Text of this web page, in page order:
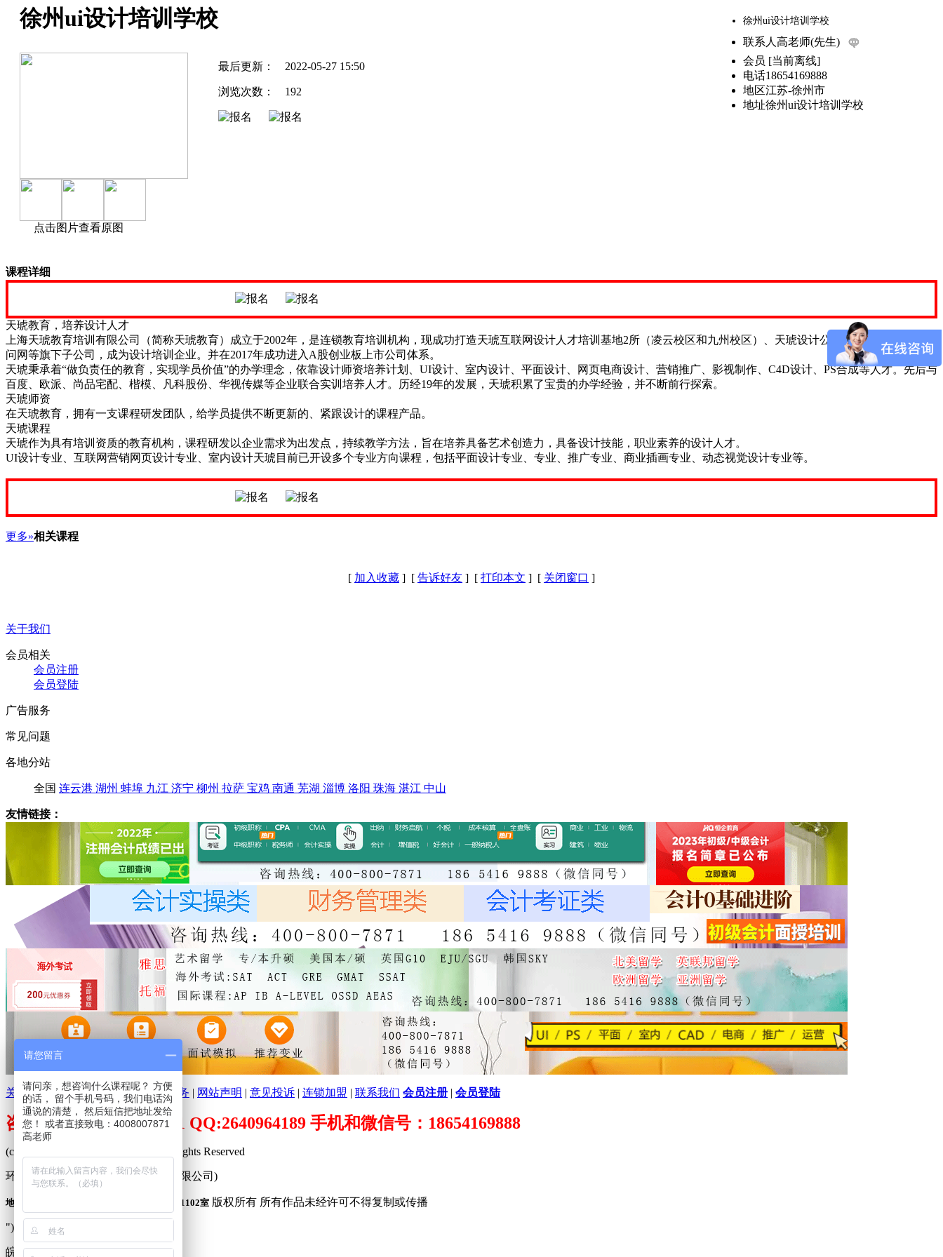
徐州ui设计培训学校
点击图片查看原图
最后更新： 2022-05-27 15:50
浏览次数： 192
徐州ui设计培训学校
联系人 高老师(先生)
会员 [当前离线]
电话18654169888
地区江苏-徐州市
地址徐州ui设计培训学校
课程详细
天琥教育，培养设计人才
上海天琥教育培训有限公司（简称天琥教育）成立于2002年，是连锁教育培训机构，现成功打造天琥互联网设计人才培训基地2所（凌云校区和九州校区）、天琥设计公司、天琥云课堂和页
问网等旗下子公司，成为设计培训企业。并在2017年成功进入A股创业板上市公司体系。
天琥秉承着“做负责任的教育，实现学员价值”的办学理念，依靠设计师资培养计划、UI设计、室内设计、平面设计、网页电商设计、营销推广、影视制作、C4D设计、PS合成等人才。先后与
百度、欧派、尚品宅配、楷模、凡科股份、华视传媒等企业联合实训培养人才。历经19年的发展，天琥积累了宝贵的办学经验，并不断前行探索。
天琥师资
在天琥教育，拥有一支课程研发团队，给学员提供不断更新的、紧跟设计的课程产品。
天琥课程
天琥作为具有培训资质的教育机构，课程研发以企业需求为出发点，持续教学方法，旨在培养具备艺术创造力，具备设计技能，职业素养的设计人才。
UI设计专业、互联网营销网页设计专业、室内设计天琥目前已开设多个专业方向课程，包括平面设计专业、专业、推广专业、商业插画专业、动态视觉设计专业等。
更多»相关课程
[ 加入收藏 ] [ 告诉好友 ] [ 打印本文 ] [ 关闭窗口 ]
关于我们
会员相关
会员注册
会员登陆
广告服务
常见问题
各地分站
全国 连云港 湖州 蚌埠 九江 济宁 柳州 拉萨 宝鸡 南通 芜湖 淄博 洛阳 珠海 湛江 中山
友情链接：
关于环球培训网|分支机构|广告服务 | 网站声明 | 意见投诉 | 连锁加盟 | 联系我们 会员注册 | 会员登陆
咨询电话：400-800-7871 QQ:2640964189 手机和微信号：18654169888
(c)2009-2026 www.peixuncn.net All Rights Reserved
环球培训网™ (合肥寰品信息科技有限公司)
地址：合肥市庐阳区固镇路3388号旭辉中心1102室 版权所有 所有作品未经许可不得复制或传播
"));
皖公网安备 34010302001240
请您留言
请问亲，想咨询什么课程呢？ 方便
的话， 留个手机号码，我们电话沟
通说的清楚， 然后短信把地址发给
您！ 或者直接致电：4008007871
高老师